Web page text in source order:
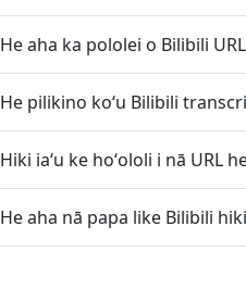
He aha ka pololei o Bilibili
He pilikino koʻu Bilibili
Hiki iaʻu ke hoʻololi i nā URL
He aha nā papa like Bilibili hiki